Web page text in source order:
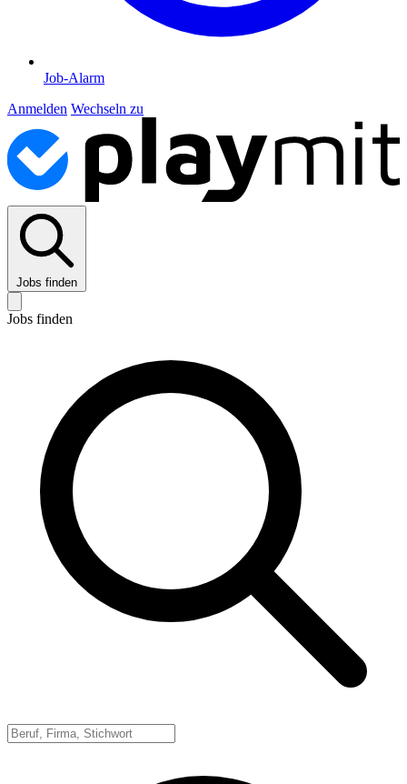
Job-Alarm
Anmelden Wechseln zu
Jobs finden
Jobs finden